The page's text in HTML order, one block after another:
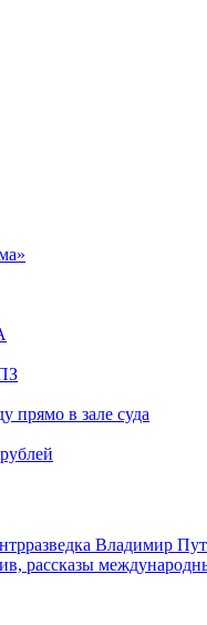
прямо в зале суда
Владимир
рассказы